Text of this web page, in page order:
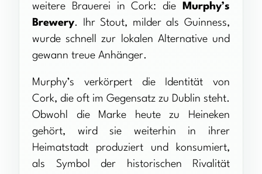
weitere Brauerei in Cork: die
Murphy’s
Brewery. Ihr Stout, milder als Guinness,
wurde schnell zur lokalen Alternative und
gewann treue Anhänger.
Murphy’s verkörpert die Identität von
Cork, die oft im Gegensatz zu Dublin steht.
Obwohl die Marke heute zu Heineken
gehört, wird sie weiterhin in ihrer
Heimatstadt produziert und konsumiert,
als Symbol der historischen Rivalität